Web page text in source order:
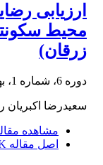
ارزیابی
محیط
زرقان)
دوره 6، شماره 1، بهار 1397، صفحه
سعیدرضا اکبریان
مشاهده
اصل مقاله